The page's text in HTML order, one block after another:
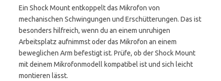
Ein Shock Mount entkoppelt das Mikrofon von
mechanischen Schwingungen und Erschütterungen. Das ist
besonders hilfreich, wenn du an einem unruhigen
Arbeitsplatz aufnimmst oder das Mikrofon an einem
beweglichen Arm befestigt ist. Prüfe, ob der Shock Mount
mit deinem Mikrofonmodell kompatibel ist und sich leicht
montieren lässt.